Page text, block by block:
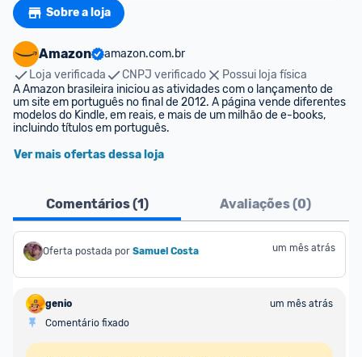
Sobre a loja
Amazon
amazon.com.br
Loja verificada
CNPJ verificado
Possui loja física
A Amazon brasileira iniciou as atividades com o lançamento de
um site em português no final de 2012. A página vende diferentes
modelos do Kindle, em reais, e mais de um milhão de e-books,
incluindo títulos em português.
Ver mais ofertas dessa loja
Comentários (1) Avaliações (0)
Oferta postada por Samuel Costa um mês atrás
genio
um mês atrás
Comentário fixado